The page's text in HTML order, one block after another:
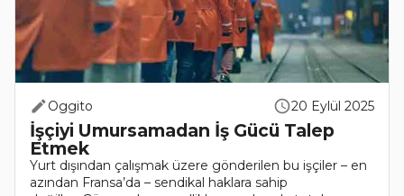
Oggito 20 Eylül 2025
İşçiyi Umursamadan İş Gücü Talep
Etmek
Yurt dışından çalışmak üzere gönderilen bu işçiler – en
azından Fransa’da – sendikal haklara sahip